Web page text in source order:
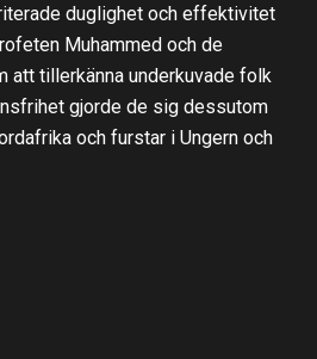
duglighet och effektivitet
Muhammed och de
att tillerkänna underkuvade folk
gjorde de sig dessutom
och furstar i Ungern och